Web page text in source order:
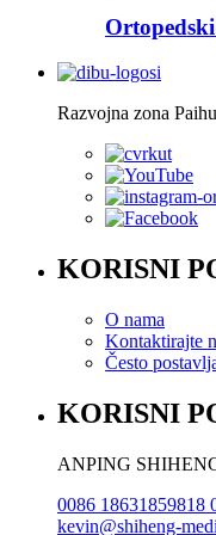
Razvojna zona
KORISNI
O nama
Kontaktirajte
Često
KORISNI
ANPING
0086 18631859818
kevin@shiheng-